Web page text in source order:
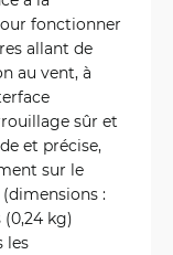
fonctionner
allant de
au vent, à
sûr et
et précise,
sur le
:
(0,24 kg)
les